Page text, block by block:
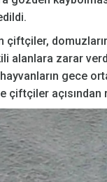
çiftçiler,
alanlara zarar
gece
çiftçiler